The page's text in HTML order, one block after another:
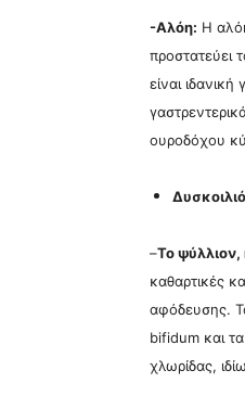
-Αλόη: Η
προστατεύει
είναι
ουροδόχου
–Το ψύλλιον,
καθαρτικές
αφόδευσης.
bifidum και
χλωρίδας,